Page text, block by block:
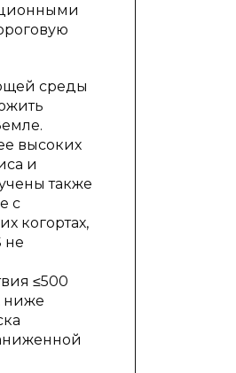
среды
высоких
и
также
с
когортах,
не
≤500
ниже